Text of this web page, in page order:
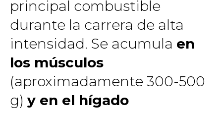
principal combustible
durante la carrera de alta
intensidad. Se acumula en
los músculos
(aproximadamente 300-500
g) y en el hígado